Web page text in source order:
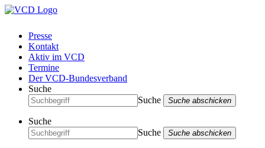
Presse
Kontakt
Aktiv im VCD
Termine
Der VCD-Bundesverband
Suche
Suche
Suche abschicken
Suche
Suche
Suche abschicken